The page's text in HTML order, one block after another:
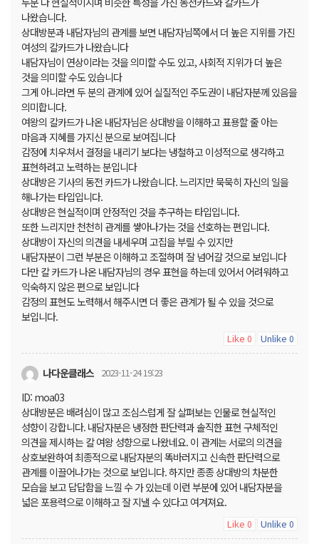
나왔습니다.
상대방분과 내담자님의 관계를 보면 내담자님쪽에서 더 높은 지위를 가진
여성의 칼카드가 나왔습니다
내담자님이 연상이라는 것을 의미할 수도 있고, 사회적 지위가 더 높은
것을 의미할 수도 있습니다
그게 아니라면 두 분의 관계에 있어 실질적인 주도권이 내담자분께 있음을
의미합니다.
여왕의 칼카드가 나온 내담자님은 상대방을 이해하고 표용할 줄 아는
마음과 지혜를 가지신 분으로 보여집니다
감정에 치우쳐서 결정을 내리기 보다는 냉철하고 이성적으로 생각하고
표현하려고 노력하는 분입니다
상대방은 기사의 동전 카드가 나왔습니다. 느리지만 묵묵히 자신의 일을
해나가는 타입입니다.
상대방은 현실적이며 안정적인 것을 추구하는 타입입니다.
또한 느리지만 천천히 관계를 쌓아나가는 것을 선호하는 편입니다.
상대방이 자신의 의견을 내세우며 고집을 부릴 수 있지만
내담자분이 그런 부분은 이해하고 조절하며 잘 넘어갈 것으로 보입니다
다만 칼 카드가 나온 내담자님의 경우 표현을 하는데 있어서 어려워하고
익숙하지 않은 편으로 보입니다
감정의 표현도 노력해서 해주시면 더 좋은 관계가 될 수 있을 것으로
보입니다.
Like 0 Unlike 0
나다운클래스 2023-11-24 19:23
ID: moa03
상대방분은 배려심이 많고 조심스럽게 잘 살펴보는 인물로 현실적인
성향이 강합니다. 내담자분은 냉정한 판단력과 솔직한 표현 구체적인
의견을 제시하는 칼 여왕 성향으로 나왔네요. 이 관계는 서로의 의견을
상호보완하여 최종적으로 내담자분의 똑바러지고 신속한 판단력으로
관계를 이끌어나가는 것으로 보입니다. 하지만 종종 상대방의 차분한
모습을 보고 답답함을 느낄 수 가 있는데 이런 부분에 있어 내담자분을
넓은 포용력으로 이해하고 잘 지낼 수 있다고 여겨져요.
Like 0 Unlike 0